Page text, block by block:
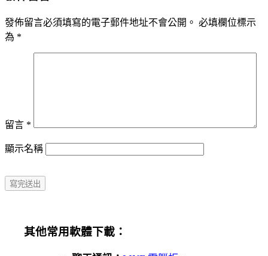
發佈留言必須填寫的電子郵件地址不會公開。 必填欄位標示
為 *
留言 *
顯示名稱
其他常用軟體下載：